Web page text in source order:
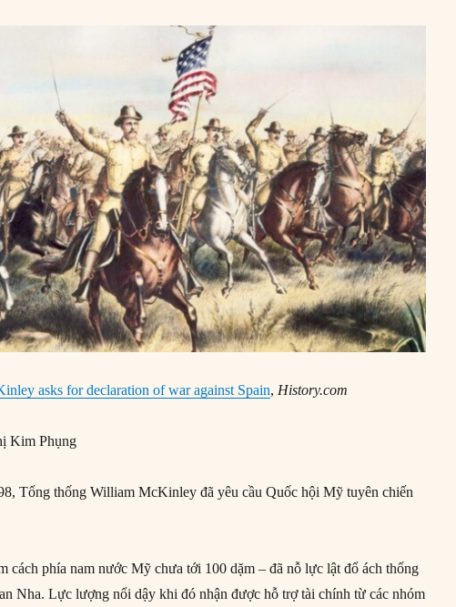
asks for declaration of war against Spain, History.com
Kim Phụng
Tổng thống William McKinley đã yêu cầu Quốc hội Mỹ tuyên chiến
cách phía nam nước Mỹ chưa tới 100 dặm – đã nỗ lực lật đổ ách thống
Nha. Lực lượng nổi dậy khi đó nhận được hỗ trợ tài chính từ các nhóm